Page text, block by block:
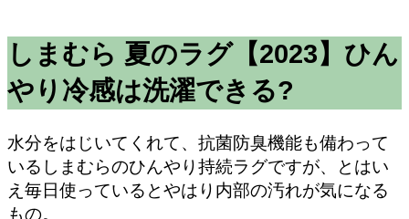
しまむら 夏のラグ【2023】ひん
やり冷感は洗濯できる?
水分をはじいてくれて、抗菌防臭機能も備わって
いるしまむらのひんやり持続ラグですが、とはい
え毎日使っているとやはり内部の汚れが気になる
もの。